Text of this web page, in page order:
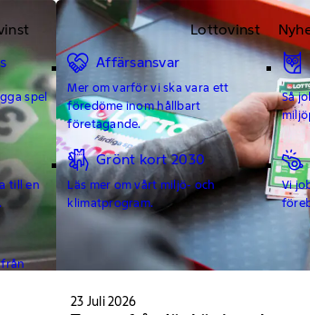
spel
Affärsansvar
Mer om varför vi ska vara ett
föredöme inom hållbart
företagande.
Så
till en
Grönt kort 2030
Läs mer om vårt miljö- och
klimatprogram.
Vi
Lottovinst
23 Juli 2026